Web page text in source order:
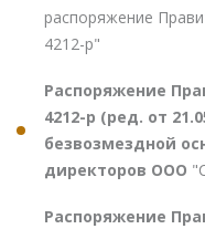
распоряжение
4212-р"
Распоряжение
4212-р (ред. от
безвозмездной
директоров ООО
Распоряжение